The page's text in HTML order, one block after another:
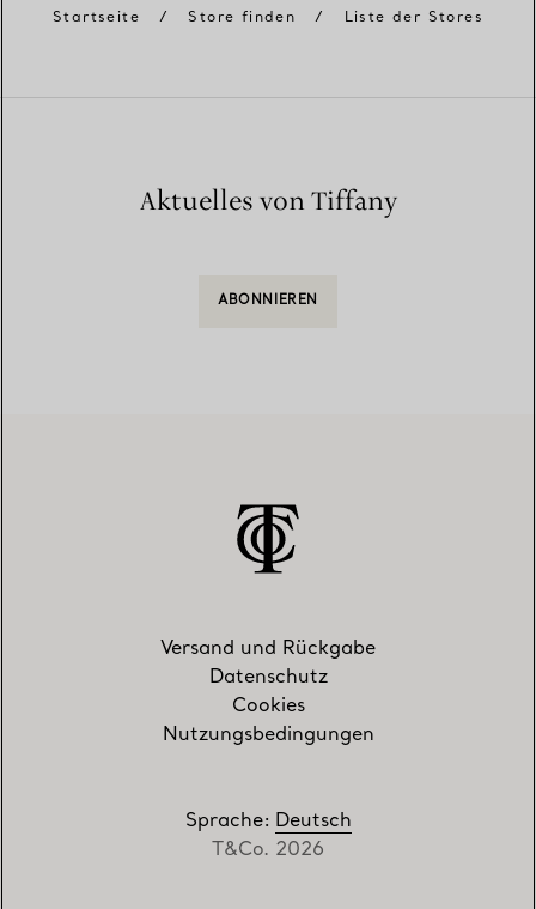
Startseite / Store finden / Liste der Stores
Aktuelles von Tiffany
ABONNIEREN
Versand und Rückgabe
Datenschutz
Cookies
Nutzungsbedingungen
Sprache: Deutsch
T&Co. 2026